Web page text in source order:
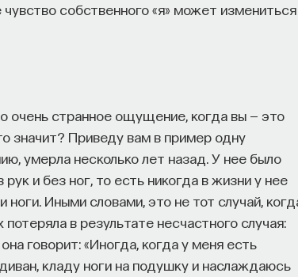
собственного «я» может измениться
очень странное ощущение, когда вы — это
значит? Приведу вам в пример одну
умерла несколько лет назад. У нее было
и без ног, то есть никогда в жизни у нее
Иными словами, это не тот случай,
в результате несчастного случая:
говорит: «Иногда, когда у меня есть
кладу ноги на подушку и наслаждаюсь